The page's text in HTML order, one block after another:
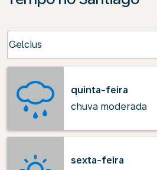
Celcius
keyboard_arrow_down
quinta-feira
chuva moderada
sexta-feira